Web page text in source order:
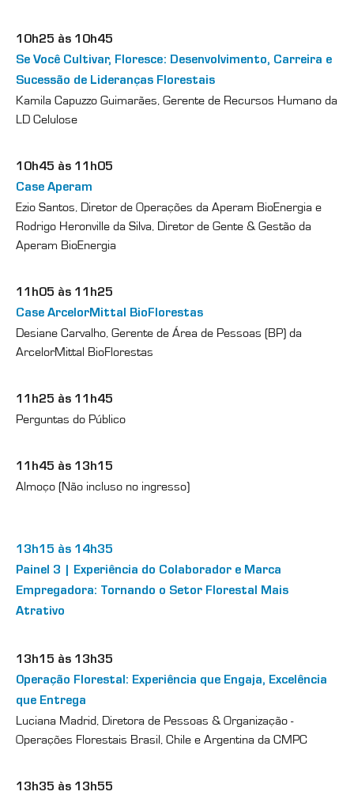
10h25 às 10h45
Se Você Cultivar, Floresce: Desenvolvimento, Carreira e
Sucessão de Lideranças Florestais
Kamila Capuzzo Guimarães, Gerente de Recursos Humano da
LD Celulose
10h45 às 11h05
Case Aperam
Ezio Santos, Diretor de Operações da Aperam BioEnergia e
Rodrigo Heronville da Silva, Diretor de Gente & Gestão da
Aperam BioEnergia
11h05 às 11h25
Case ArcelorMittal BioFlorestas
Desiane Carvalho, Gerente de Área de Pessoas (BP) da
ArcelorMittal BioFlorestas
11h25 às 11h45
Perguntas do Público
11h45 às 13h15
Almoço (Não incluso no ingresso)
13h15 às 14h35
Painel 3 | Experiência do Colaborador e Marca
Empregadora: Tornando o Setor Florestal Mais
Atrativo
13h15 às 13h35
Operação Florestal: Experiência que Engaja, Excelência
que Entrega
Luciana Madrid, Diretora de Pessoas & Organização -
Operações Florestais Brasil, Chile e Argentina da CMPC
13h35 às 13h55